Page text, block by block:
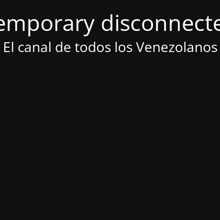
El canal de todos los Venezolanos